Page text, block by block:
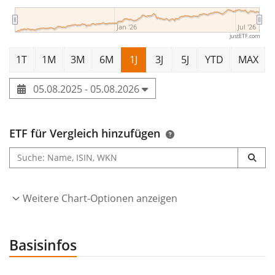
Jan '26 Jul '26
justETF.com
1T 1M 3M 6M 1J 3J 5J YTD MAX
05.08.2025 - 05.08.2026
ETF für Vergleich hinzufügen
Weitere Chart-Optionen anzeigen
Basisinfos